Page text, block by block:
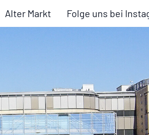
Alter Markt Folge uns bei